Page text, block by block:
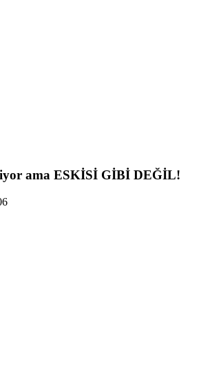
ama ESKİSİ GİBİ DEĞİL!